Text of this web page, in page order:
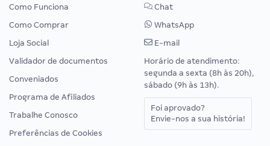
Como Funciona
Como Comprar
Loja Social
Validador de documentos
Conveniados
Programa de Afiliados
Trabalhe Conosco
Preferências de Cookies
Chat
WhatsApp
E-mail
Horário de atendimento:
segunda a sexta (8h às 20h),
sábado (9h às 13h).
Foi aprovado?
Envie-nos a sua história!